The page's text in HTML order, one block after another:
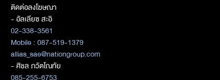
ติดต่อลงโฆษณา
- อัลเลียซ สะอิ
02-338-3561
Mobile : 087-519-1379
allias_sae@nationgroup.com
- ศิชล ภวัตโณทัย